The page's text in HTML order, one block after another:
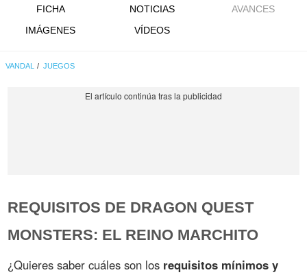
FICHA NOTICIAS
AVANCES
IMÁGENES
VÍDEOS
VANDAL JUEGOS
REQUISITOS DE DRAGON QUEST
MONSTERS: EL REINO MARCHITO
¿Quieres saber cuáles son los requisitos mínimos y